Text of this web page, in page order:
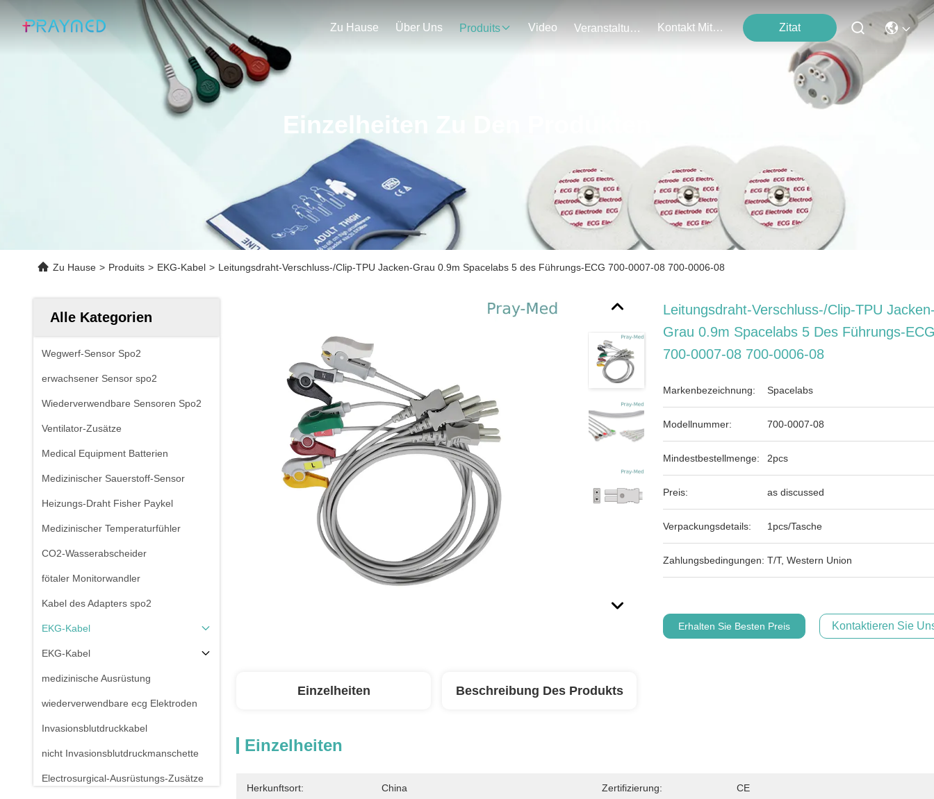
Zu Hause Über Uns Produits Video Veranstaltungen Kontakt Mit Uns Zitat
Einzelheiten Zu Den Produkten
Zu Hause > Produits > EKG-Kabel > Leitungsdraht-Verschluss-/Clip-TPU Jacken-Grau 0.9m Spacelabs 5 des Führungs-ECG 700-0007-08 700-0006-08
Alle Kategorien
Wegwerf-Sensor Spo2
erwachsener Sensor spo2
Wiederverwendbare Sensoren Spo2
Ventilator-Zusätze
Medical Equipment Batterien
Medizinischer Sauerstoff-Sensor
Heizungs-Draht Fisher Paykel
Medizinischer Temperaturfühler
CO2-Wasserabscheider
fötaler Monitorwandler
Kabel des Adapters spo2
EKG-Kabel
EKG-Kabel
medizinische Ausrüstung
wiederverwendbare ecg Elektroden
Invasionsblutdruckkabel
nicht Invasionsblutdruckmanschette
Electrosurgical-Ausrüstungs-Zusätze
Leitungsdraht-Verschluss-/Clip-TPU
Grau 0.9m Spacelabs 5 Des Führungs-
700-0007-08 700-0006-08
Markenbezeichnung: Spacelabs
Modellnummer: 700-0007-08
Mindestbestellmenge: 2pcs
Preis: as discussed
Verpackungsdetails: 1pcs/Tasche
Zahlungsbedingungen: T/T, Western Union
Erhalten Sie Besten Preis Kontaktieren Sie
Einzelheiten Beschreibung Des Produkts
Einzelheiten
Herkunftsort: China Zertifizierung: CE